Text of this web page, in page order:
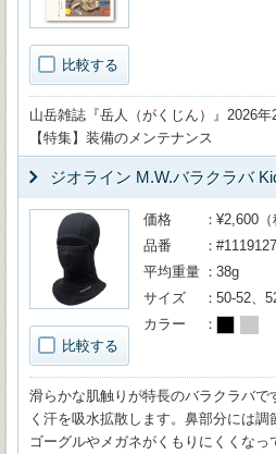
比較する
山岳雑誌『岳人（がくじん）』2026年
【特集】装備のメンテナンス
ジオライン M.W.バラクラバ
比較する
価格
¥2,600（
品番
#1119127
平均重量
38g
サイズ
50-52、
カラー
滑らかな肌触りが特長のバラクラバ
く汗を吸水拡散します。鼻部分には調
ゴーグルやメガネがくもりにくくなっ